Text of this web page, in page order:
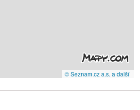
© Seznam.cz a.s. a další